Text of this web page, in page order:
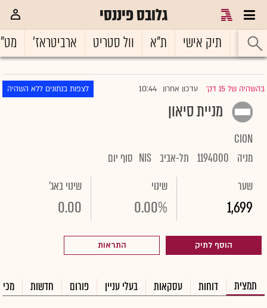
גלובס פיננסי
ראשי תיק אישי ת"א וול סטריט ארביטראז'
בהשהיה של 15 דק' |עדכון אחרון 10:44 לצפות בנתונים ללא השהיה
מניית סיאון
CION
מניה
1194000 תל-אביב NIS סוף יום
שער
1,699
שינוי
0.00%
שינוי באג'
0.00
הוסף לתיק התראות
תמצית דוחות עסקאות בעלי עניין פורום חדשות